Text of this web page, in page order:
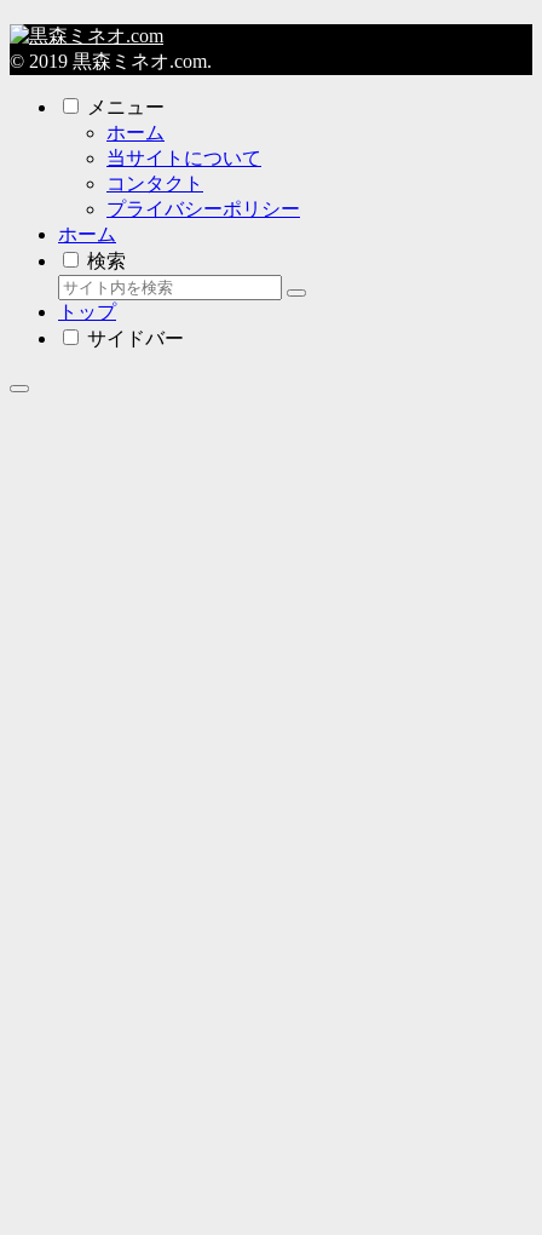
© 2019 黒森ミネオ.com.
メニュー
ホーム
当サイトについて
コンタクト
プライバシーポリシー
ホーム
検索
トップ
サイドバー